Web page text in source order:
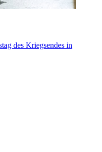
des Kriegsendes in